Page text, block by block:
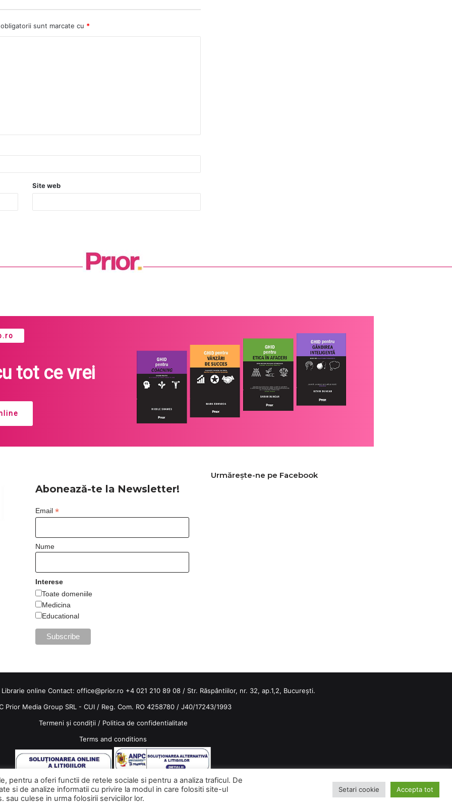
sunt marcate cu *
Site web
tot ce vrei
Abonează-te la Newsletter!
Email *
Nume
Interese
Toate domeniile
Medicina
Educational
Urmărește-ne pe Facebook
online Contact: office@prior.ro +4 021 210 89 08 / Str. Răspântiilor, nr. 32, ap.1,2, București.
Prior Media Group SRL - CUI / Reg. Com. RO 4258780 / J40/17243/1993
Termeni și condiții/ Politica de confidentialitate
Terms and conditions
Facebook
Instagram
pentru a oferi functii de retele sociale si pentru a analiza traficul. De
si de analize informatii cu privire la modul in care folositi site-ul
culese in urma folosirii serviciilor lor.
Setari cookie Accepta tot